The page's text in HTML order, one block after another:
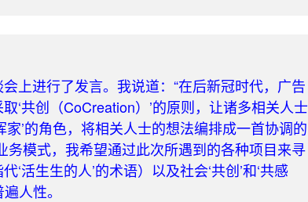
上进行了发言。我说道：“在后新冠时代，广告
‘共创（CoCreation）’的原则，让诸多相关人士
’的角色，将相关人士的想法编排成一首协调的
模式，我希望通过此次所遇到的各种项目来寻
活生生的人’的术语）以及社会‘共创’和‘共感
人性。